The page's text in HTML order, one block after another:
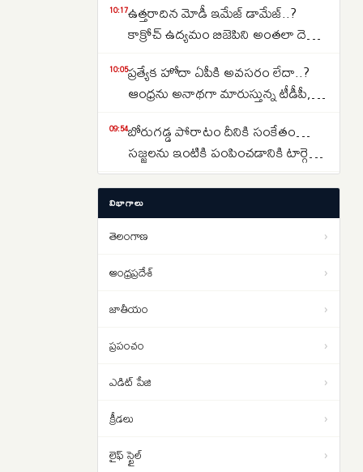
జాగ్రత్త..
10:17ఉత్తరాదిన మోడీ ఇమేజ్ డామేజ్..?
కాక్రోచ్ ఉద్యమం బిజెపిని అంతలా దెబ్బ
10:05ప్రత్యేక హోదా ఏపీకి అవసరం లేదా..?
ఆంధ్రను అనాథగా మారుస్తున్న టీడీపీ,
09:54బోరుగడ్డ పోరాటం దీనికి సంకేతం…
సజ్జలను ఇంటికి పంపించడానికి టార్గెట్
చేశారా..?
09:19సందీప్‌ కిషన్‌ హీరోగా ‘కరికాల’
థ్రిల్లర్‌ మూవీగా ‘చిరంజీవి’
విభాగాలు
తెలంగాణ ›
ఆంధ్రప్రదేశ్ ›
జాతీయం ›
ప్రపంచం ›
ఎడిట్ పేజి ›
క్రీడలు ›
లైఫ్ స్టైల్ ›